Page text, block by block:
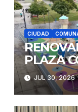
CIUDAD
PLAZA
JUL 30, 2026